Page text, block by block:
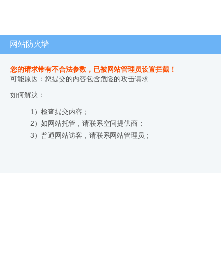
网站防火墙
您的请求带有不合法参数，已被网站管理员设置拦截！
可能原因：您提交的内容包含危险的攻击请求
如何解决：
1）检查提交内容；
2）如网站托管，请联系空间提供商；
3）普通网站访客，请联系网站管理员；